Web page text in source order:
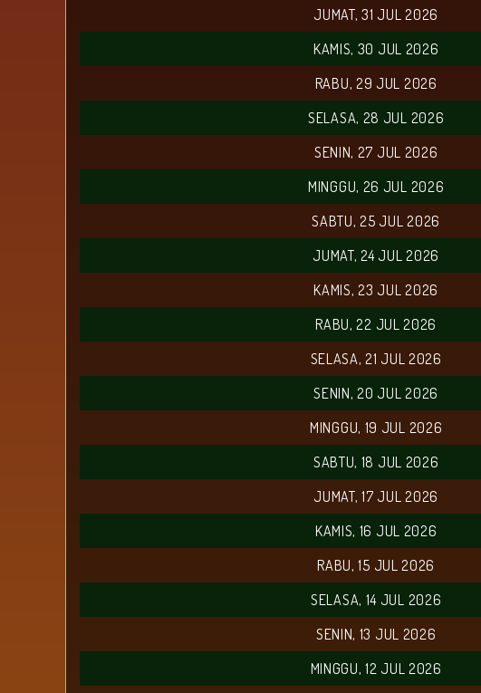
JUMAT, 31 JUL 2026
KAMIS, 30 JUL 2026
RABU, 29 JUL 2026
SELASA, 28 JUL 2026
SENIN, 27 JUL 2026
MINGGU, 26 JUL 2026
SABTU, 25 JUL 2026
JUMAT, 24 JUL 2026
KAMIS, 23 JUL 2026
RABU, 22 JUL 2026
SELASA, 21 JUL 2026
SENIN, 20 JUL 2026
MINGGU, 19 JUL 2026
SABTU, 18 JUL 2026
JUMAT, 17 JUL 2026
KAMIS, 16 JUL 2026
RABU, 15 JUL 2026
SELASA, 14 JUL 2026
SENIN, 13 JUL 2026
MINGGU, 12 JUL 2026